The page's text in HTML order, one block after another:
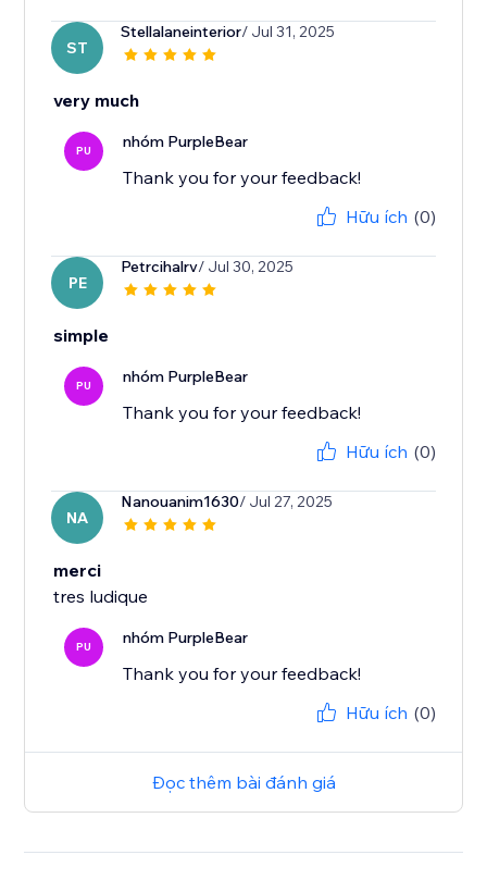
ST
Stellalaneinterior/ Jul 31, 2025
very much
PU nhóm PurpleBear
Thank you for your feedback!
Hữu ích (0)
PE
Petrcihalrv/ Jul 30, 2025
simple
PU nhóm PurpleBear
Thank you for your feedback!
Hữu ích (0)
NA
Nanouanim1630/ Jul 27, 2025
merci
tres ludique
PU nhóm PurpleBear
Thank you for your feedback!
Hữu ích (0)
Đọc thêm bài đánh giá